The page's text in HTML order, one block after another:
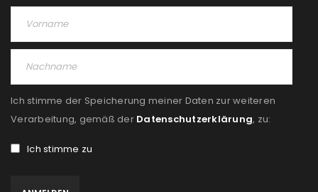
Ich stimme der Speicherung meiner Daten zur weiteren
Verarbeitung, gemäß der Datenschutzerklärung, zu:
Ich stimme zu